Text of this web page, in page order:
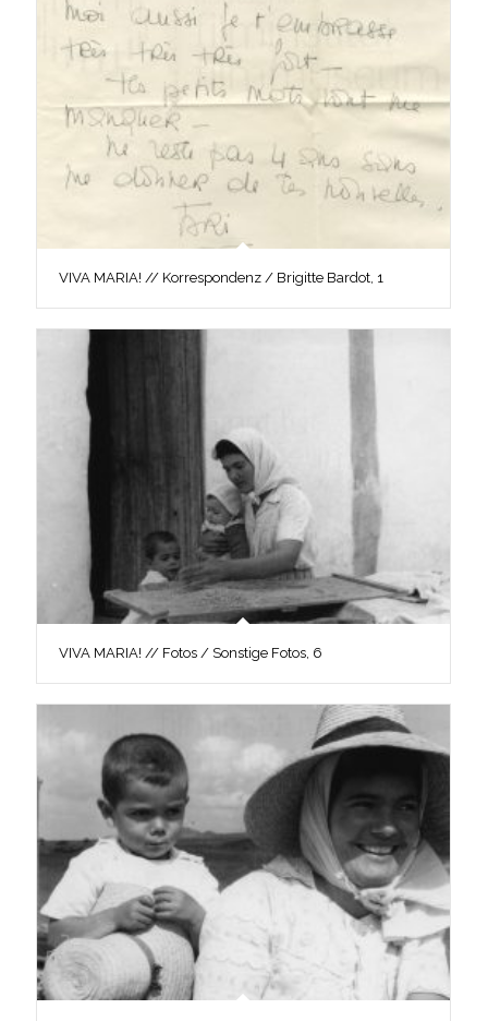
VIVA MARIA! // Korrespondenz / Brigitte Bardot, 1
VIVA MARIA! // Fotos / Sonstige Fotos, 6